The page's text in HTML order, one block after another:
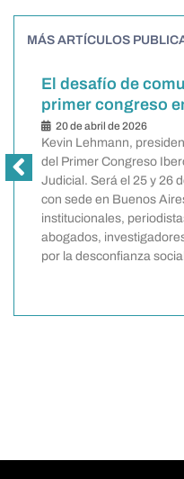
MÁS ARTÍCULOS
El desafío de
primer congreso
20 de abril de 2026
Kevin Lehmann,
del Primer Congreso
Judicial. Será el 25 y 26
con sede en Buenos
institucionales,
abogados,
por la desconfianza